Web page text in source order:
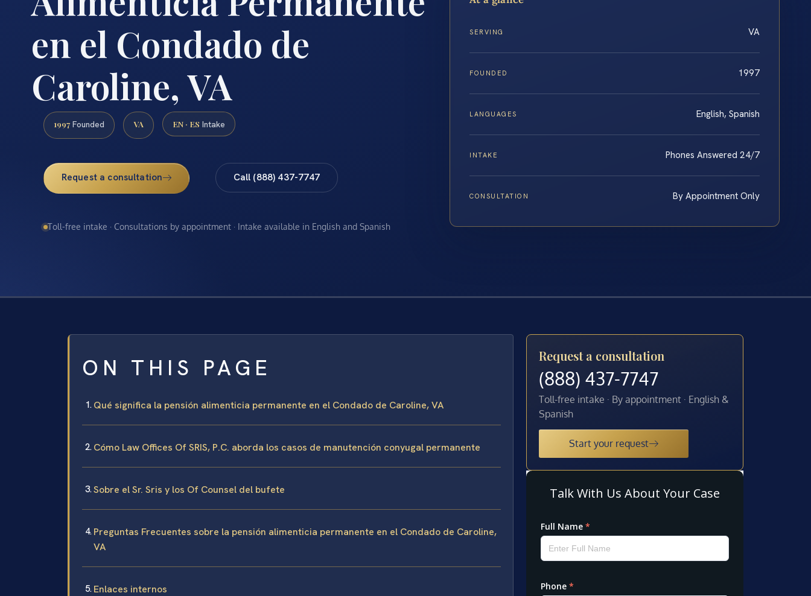
en el Condado de
Caroline, VA
1997 Founded VA EN · ES Intake
Request a consultation Call (888) 437-7747
Toll-free intake · Consultations by appointment · Intake available in English and Spanish
SERVING VA
FOUNDED 1997
LANGUAGES English, Spanish
INTAKE Phones Answered 24/7
CONSULTATION By Appointment Only
ON THIS PAGE
Qué significa la pensión alimenticia permanente en el Condado de Caroline, VA
Cómo Law Offices Of SRIS, P.C. aborda los casos de manutención conyugal permanente
Sobre el Sr. Sris y los Of Counsel del bufete
Preguntas Frecuentes sobre la pensión alimenticia permanente en el Condado de Caroline,
VA
Enlaces internos
Request a consultation
(888) 437-7747
Toll-free intake · By appointment · English &
Spanish
Start your request